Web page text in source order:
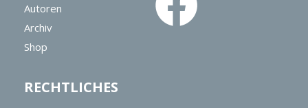
Autoren
Archiv
Shop
RECHTLICHES